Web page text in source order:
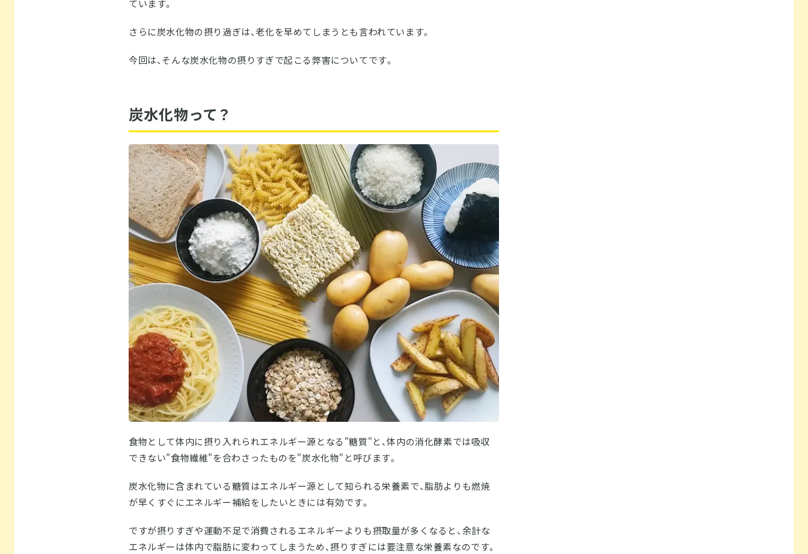
ています。
さらに炭水化物の摂り過ぎは、老化を早めてしまうとも言われています。
今回は、そんな炭水化物の摂りすぎで起こる弊害についてです。
炭水化物って？
食物として体内に摂り入れられエネルギー源となる"糖質"と、体内の消化酵素では吸収
できない"食物繊維"を合わさったものを"炭水化物"と呼びます。
炭水化物に含まれている糖質はエネルギー源として知られる栄養素で、脂肪よりも燃焼
が早くすぐにエネルギー補給をしたいときには有効です。
ですが摂りすぎや運動不足で消費されるエネルギーよりも摂取量が多くなると、余計な
エネルギーは体内で脂肪に変わってしまうため、摂りすぎには要注意な栄養素なのです。